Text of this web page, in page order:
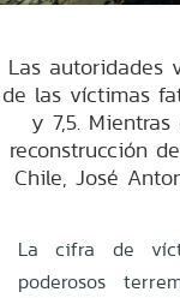
Las autoridades
de las víctimas
y 7,5.
reconstrucción
Chile, José
La cifra de
poderosos